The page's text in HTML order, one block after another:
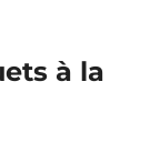
à la